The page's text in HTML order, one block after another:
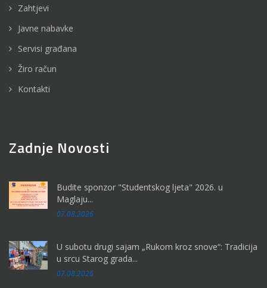
Zahtjevi
Javne nabavke
Servisi građana
Žiro račun
Kontakti
Zadnje Novosti
Budite sponzor "Studentskog ljeta" 2026. u
Maglaju...
07.08.2026
U subotu drugi sajam „Rukom kroz snove“: Tradicija
u srcu Starog grada...
07.08.2026